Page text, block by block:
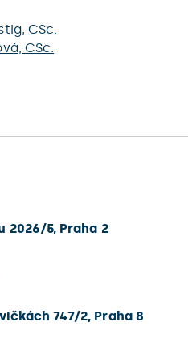
, CSc.
, CSc.
2026/5, Praha 2
747/2, Praha 8